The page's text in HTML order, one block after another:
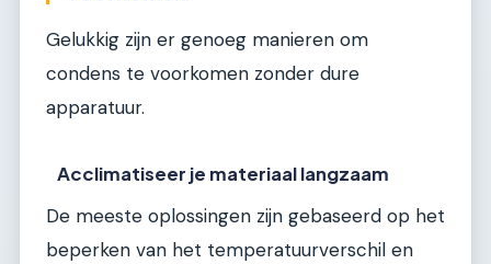
Gelukkig zijn er genoeg manieren om
condens te voorkomen zonder dure
apparatuur.
Acclimatiseer je materiaal langzaam
De meeste oplossingen zijn gebaseerd op het
beperken van het temperatuurverschil en